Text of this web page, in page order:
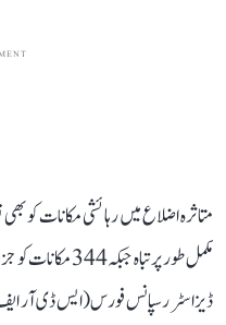
مکمل طور پر
ڈیزاسٹر رسپانس فورس (ایس ڈی آر